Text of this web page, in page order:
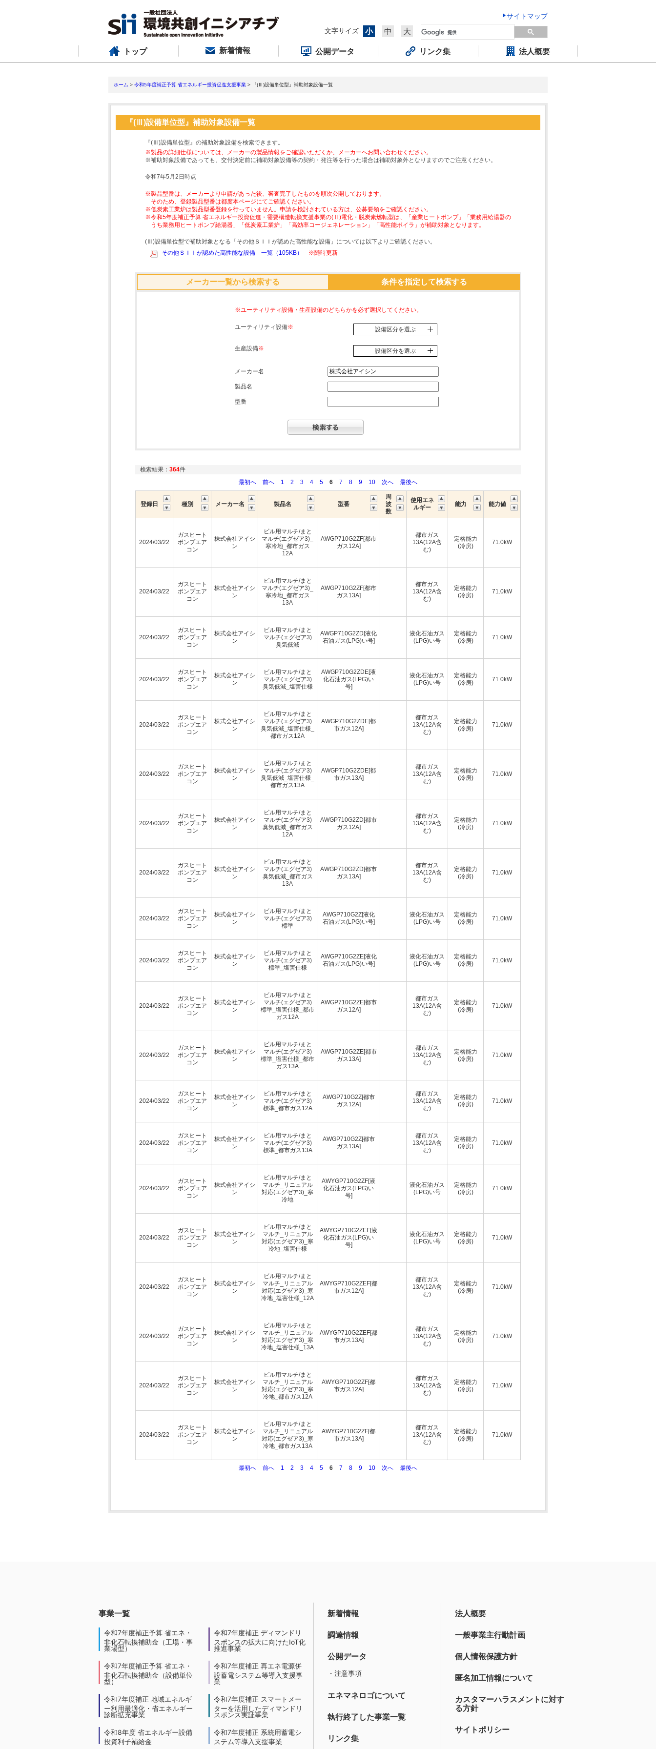
サイトマップ
文字サイズ
小 中 大
トップ 新着情報 公開データ リンク集 法人概要
ホーム > 令和5年度補正予算 省エネルギー投資促進支援事業 > 『(Ⅲ)設備単位型』補助対象設備一覧
『(Ⅲ)設備単位型』補助対象設備一覧
『(Ⅲ)設備単位型』の補助対象設備を検索できます。
※製品の詳細仕様については、メーカーの製品情報をご確認いただくか、メーカーへお問い合わせください。
※補助対象設備であっても、交付決定前に補助対象設備等の契約・発注等を行った場合は補助対象外となりますのでご注意ください。
令和7年5月2日時点
※製品型番は、メーカーより申請があった後、審査完了したものを順次公開しております。
そのため、登録製品型番は都度本ページにてご確認ください。
※低炭素工業炉は製品型番登録を行っていません。申請を検討されている方は、公募要領をご確認ください。
※令和5年度補正予算 省エネルギー投資促進・需要構造転換支援事業の(Ⅱ)電化・脱炭素燃転型は、「産業ヒートポンプ」「業務用給湯器の
うち業務用ヒートポンプ給湯器」「低炭素工業炉」「高効率コージェネレーション」「高性能ボイラ」が補助対象となります。
(Ⅲ)設備単位型で補助対象となる「その他ＳＩＩが認めた高性能な設備」については以下よりご確認ください。
その他ＳＩＩが認めた高性能な設備 一覧（105KB）
※随時更新
メーカー一覧から検索する 条件を指定して検索する
※ユーティリティ設備・生産設備のどちらかを必ず選択してください。
ユーティリティ設備※ 設備区分を選ぶ
生産設備※ 設備区分を選ぶ
メーカー名
製品名
型番
検索結果： 364件
最初へ
前へ 1 2 3 4 5 6 7 8 9 10 次へ 最後へ
登録日 種別 メーカー名 製品名 型番
周
波
数
使用エネ
ルギー
能力 能力値
2024/03/22
ガスヒート
ポンプエア
コン
株式会社アイシ
ン
ビル用マルチ/まと
マルチ(エグゼア3)_
寒冷地_都市ガス
12A
AWGP710G2ZF[都市
ガス12A]
都市ガス
13A(12A含
む)
定格能力
(冷房)
71.0kW
2024/03/22
ガスヒート
ポンプエア
コン
株式会社アイシ
ン
ビル用マルチ/まと
マルチ(エグゼア3)_
寒冷地_都市ガス
13A
AWGP710G2ZF[都市
ガス13A]
都市ガス
13A(12A含
む)
定格能力
(冷房)
71.0kW
2024/03/22
ガスヒート
ポンプエア
コン
株式会社アイシ
ン
ビル用マルチ/まと
マルチ(エグゼア3)
臭気低減
AWGP710G2ZD[液化
石油ガス(LPG)い号]
液化石油ガス
(LPG)い号
定格能力
(冷房)
71.0kW
2024/03/22
ガスヒート
ポンプエア
コン
株式会社アイシ
ン
ビル用マルチ/まと
マルチ(エグゼア3)
臭気低減_塩害仕様
AWGP710G2ZDE[液
化石油ガス(LPG)い
号]
液化石油ガス
(LPG)い号
定格能力
(冷房)
71.0kW
2024/03/22
ガスヒート
ポンプエア
コン
株式会社アイシ
ン
ビル用マルチ/まと
マルチ(エグゼア3)
臭気低減_塩害仕様_
都市ガス12A
AWGP710G2ZDE[都
市ガス12A]
都市ガス
13A(12A含
む)
定格能力
(冷房)
71.0kW
2024/03/22
ガスヒート
ポンプエア
コン
株式会社アイシ
ン
ビル用マルチ/まと
マルチ(エグゼア3)
臭気低減_塩害仕様_
都市ガス13A
AWGP710G2ZDE[都
市ガス13A]
都市ガス
13A(12A含
む)
定格能力
(冷房)
71.0kW
2024/03/22
ガスヒート
ポンプエア
コン
株式会社アイシ
ン
ビル用マルチ/まと
マルチ(エグゼア3)
臭気低減_都市ガス
12A
AWGP710G2ZD[都市
ガス12A]
都市ガス
13A(12A含
む)
定格能力
(冷房)
71.0kW
2024/03/22
ガスヒート
ポンプエア
コン
株式会社アイシ
ン
ビル用マルチ/まと
マルチ(エグゼア3)
臭気低減_都市ガス
13A
AWGP710G2ZD[都市
ガス13A]
都市ガス
13A(12A含
む)
定格能力
(冷房)
71.0kW
2024/03/22
ガスヒート
ポンプエア
コン
株式会社アイシ
ン
ビル用マルチ/まと
マルチ(エグゼア3)
標準
AWGP710G2Z[液化
石油ガス(LPG)い号]
液化石油ガス
(LPG)い号
定格能力
(冷房)
71.0kW
2024/03/22
ガスヒート
ポンプエア
コン
株式会社アイシ
ン
ビル用マルチ/まと
マルチ(エグゼア3)
標準_塩害仕様
AWGP710G2ZE[液化
石油ガス(LPG)い号]
液化石油ガス
(LPG)い号
定格能力
(冷房)
71.0kW
2024/03/22
ガスヒート
ポンプエア
コン
株式会社アイシ
ン
ビル用マルチ/まと
マルチ(エグゼア3)
標準_塩害仕様_都市
ガス12A
AWGP710G2ZE[都市
ガス12A]
都市ガス
13A(12A含
む)
定格能力
(冷房)
71.0kW
2024/03/22
ガスヒート
ポンプエア
コン
株式会社アイシ
ン
ビル用マルチ/まと
マルチ(エグゼア3)
標準_塩害仕様_都市
ガス13A
AWGP710G2ZE[都市
ガス13A]
都市ガス
13A(12A含
む)
定格能力
(冷房)
71.0kW
2024/03/22
ガスヒート
ポンプエア
コン
株式会社アイシ
ン
ビル用マルチ/まと
マルチ(エグゼア3)
標準_都市ガス12A
AWGP710G2Z[都市
ガス12A]
都市ガス
13A(12A含
む)
定格能力
(冷房)
71.0kW
2024/03/22
ガスヒート
ポンプエア
コン
株式会社アイシ
ン
ビル用マルチ/まと
マルチ(エグゼア3)
標準_都市ガス13A
AWGP710G2Z[都市
ガス13A]
都市ガス
13A(12A含
む)
定格能力
(冷房)
71.0kW
2024/03/22
ガスヒート
ポンプエア
コン
株式会社アイシ
ン
ビル用マルチ/まと
マルチ_リニュアル
対応(エグゼア3)_寒
冷地
AWYGP710G2ZF[液
化石油ガス(LPG)い
号]
液化石油ガス
(LPG)い号
定格能力
(冷房)
71.0kW
2024/03/22
ガスヒート
ポンプエア
コン
株式会社アイシ
ン
ビル用マルチ/まと
マルチ_リニュアル
対応(エグゼア3)_寒
冷地_塩害仕様
AWYGP710G2ZEF[液
化石油ガス(LPG)い
号]
液化石油ガス
(LPG)い号
定格能力
(冷房)
71.0kW
2024/03/22
ガスヒート
ポンプエア
コン
株式会社アイシ
ン
ビル用マルチ/まと
マルチ_リニュアル
対応(エグゼア3)_寒
冷地_塩害仕様_12A
AWYGP710G2ZEF[都
市ガス12A]
都市ガス
13A(12A含
む)
定格能力
(冷房)
71.0kW
2024/03/22
ガスヒート
ポンプエア
コン
株式会社アイシ
ン
ビル用マルチ/まと
マルチ_リニュアル
対応(エグゼア3)_寒
冷地_塩害仕様_13A
AWYGP710G2ZEF[都
市ガス13A]
都市ガス
13A(12A含
む)
定格能力
(冷房)
71.0kW
2024/03/22
ガスヒート
ポンプエア
コン
株式会社アイシ
ン
ビル用マルチ/まと
マルチ_リニュアル
対応(エグゼア3)_寒
冷地_都市ガス12A
AWYGP710G2ZF[都
市ガス12A]
都市ガス
13A(12A含
む)
定格能力
(冷房)
71.0kW
2024/03/22
ガスヒート
ポンプエア
コン
株式会社アイシ
ン
ビル用マルチ/まと
マルチ_リニュアル
対応(エグゼア3)_寒
冷地_都市ガス13A
AWYGP710G2ZF[都
市ガス13A]
都市ガス
13A(12A含
む)
定格能力
(冷房)
71.0kW
最初へ 前へ 1 2 3 4 5 6 7 8 9 10 次へ 最後へ
事業一覧
令和7年度補正予算 省エネ・
非化石転換補助金（工場・事
業場型）
令和7年度補正予算 省エネ・
非化石転換補助金（設備単位
型）
令和7年度補正 地域エネルギ
ー利用最適化・省エネルギー
診断拡充事業
令和8年度 省エネルギー設備
投資利子補給金
令和7年度補正 ディマンドリ
スポンスの拡大に向けたIoT化
推進事業
令和7年度補正 再エネ電源併
設蓄電システム等導入支援事
業
令和7年度補正 スマートメー
ターを活用したディマンドリ
スポンス実証事業
令和7年度補正 系統用蓄電シ
ステム等導入支援事業
新着情報
調達情報
公開データ
・注意事項
エネマネロゴについて
執行終了した事業一覧
リンク集
法人概要
一般事業主行動計画
個人情報保護方針
匿名加工情報について
カスタマーハラスメントに対す
る方針
サイトポリシー